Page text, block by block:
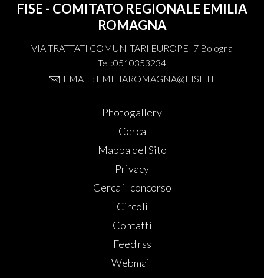
FISE - COMITATO REGIONALE EMILIA
ROMAGNA
VIA TRATTATI COMUNITARI EUROPEI 7 Bologna
Tel.:0510353234
EMAIL: EMILIAROMAGNA@FISE.IT
Photogallery
Cerca
Mappa del Sito
Privacy
Cerca il concorso
Circoli
Contatti
Feed rss
Webmail